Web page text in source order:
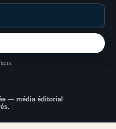
— média éditorial